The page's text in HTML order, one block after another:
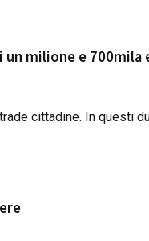
milione e 700mila
cittadine. In questi